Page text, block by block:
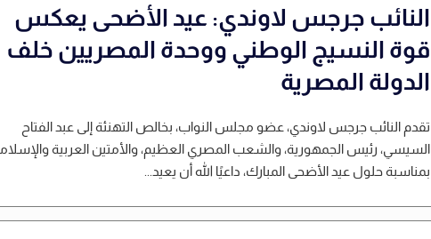
النائب جرجس لاوندي: عيد الأضحى يعكس
قوة النسيج الوطني ووحدة المصريين خلف
الدولة المصرية
تقدم النائب جرجس لاوندي، عضو مجلس النواب، بخالص التهنئة إلى عبد الفتاح
السيسي، رئيس الجمهورية، والشعب المصري العظيم، والأمتين العربية
بمناسبة حلول عيد الأضحى المبارك، داعيًا الله أن يعيد...